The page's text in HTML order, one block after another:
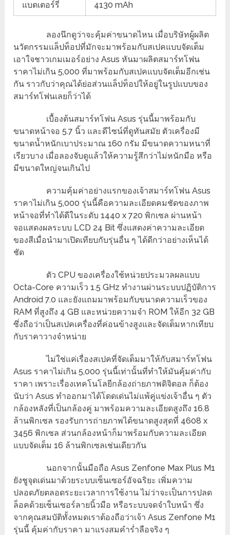
แบตเตอร์รี่ 4130 mAh
ลองนึกดูว่าจะคุ้มค่าขนาดไหน เมื่อบริษัทผู้ผลิต
นวัตกรรมแล็ปท็อปที่มักจะมาพร้อมกับสเปคแบบจัดเต็ม
เอาใจชาวเกมเมอร์อย่าง Asus หันมาผลิตสมาร์ทโฟน
ราคาไม่เกิน 5,000 ที่มาพร้อมกับสเปคแบบจัดเต็มอีกเช่น
กัน ราวกับว่าคุณได้ย่อส่วนแล็ปท็อปให้อยู่ในรูปแบบของ
สมาร์ทโฟนเลยก็ว่าได้
เบื้องต้นสมาร์ทโฟน Asus รุ่นนี้มาพร้อมกับ
ขนาดหน้าจอ 5.7 นิ้ว และดีไซน์ที่ดูทันสมัย ตัวเครื่องมี
ขนาดน้ำหนักเบาประมาณ 160 กรัม มีขนาดความหนาที่
เรียวบาง เมื่อลองจับดูแล้วให้ความรู้สึกว่าไม่หนักมือ หรือ
มีขนาดใหญ่จนเกินไป
ความคุ้มค่าอย่างแรกของเจ้าสมาร์ทโฟน Asus
ราคาไม่เกิน 5,000 รุ่นนี้คือความละเอียดคมชัดของภาพ
หน้าจอที่ทำได้ดีในระดับ 1440 x 720 พิกเซล ผ่านหน้า
จอแสดงผลระบบ LCD 24 Bit ซึ่งแสดงค่าความละเอียด
ของสีเมื่อนำมาเปิดเทียบกับรุ่นอื่น ๆ ได้ดีกว่าอย่างเห็นได้
ชัด
ตัว CPU ของเครื่องใช้หน่วยประมวลผลแบบ
Octa-Core ความเร็ว 1.5 GHz ทำงานผ่านระบบปฏิบัติการ
Android 7.0 และยังแถมมาพร้อมกับขนาดความเร็วของ
RAM ที่สูงถึง 4 GB และหน่วยความจำ ROM ให้อีก 32 GB
ซึ่งถือว่าเป็นสเปคเครื่องที่ค่อนข้างสูงและจัดเต็มหากเทียบ
กับราคาวางจำหน่าย
ไม่ใช่แค่เรื่องสเปคที่จัดเต็มมาให้กับสมาร์ทโฟน
Asus ราคาไม่เกิน 5,000 รุ่นนี้เท่านั้นที่ทำให้มันคุ้มค่ากับ
ราคา เพราะเรื่องเทคโนโลยีกล้องถ่ายภาพดิจิตอล ก็ต้อง
นับว่า Asus ทำออกมาได้โดดเด่นไม่แพ้คู่แข่งเจ้าอื่น ๆ ตัว
กล้องหลังที่เป็นกล้องคู่ มาพร้อมความละเอียดสูงถึง 16.8
ล้านพิกเซล รองรับการถ่ายภาพได้ขนาดสูงสุดที่ 4608 x
3456 พิกเซล ส่วนกล้องหน้าก็มาพร้อมกับความละเอียด
แบบจัดเต็ม 16 ล้านพิกเซลเช่นเดียวกัน
นอกจากนั้นมือถือ Asus Zenfone Max Plus M1
ยังชูจุดเด่นมาด้วยระบบเซ็นเซอร์อัจฉริยะ เพิ่มความ
ปลอดภัยตลอดระยะเวลาการใช้งาน ไม่ว่าจะเป็นการปลด
ล็อคด้วยเซ็นเซอร์ลายนิ้วมือ หรือระบบจดจำใบหน้า ซึ่ง
จากคุณสมบัติทั้งหมดเราต้องถือว่าเจ้า Asus Zenfone M1
รุ่นนี้ คุ้มค่ากับราคา มาแรงสมคำร่ำลือจริง ๆ